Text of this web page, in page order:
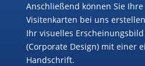
Anschließend können Sie
Visitenkarten bei uns
Ihr visuelles
(Corporate Design) mit einer
Handschrift.